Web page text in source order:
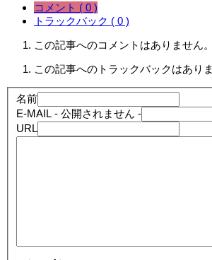
コメント ( 0 )
トラックバック ( 0 )
この記事へのコメントはありません。
この記事へのトラックバックはありま
名前
E-MAIL - 公開されません -
URL